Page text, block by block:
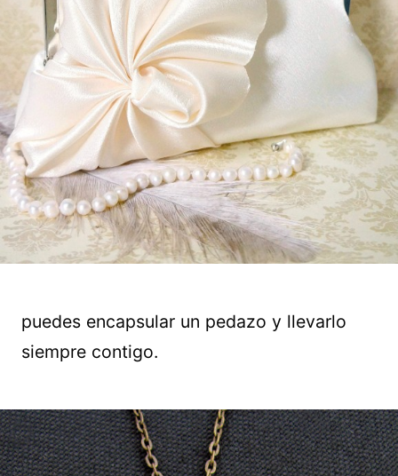
puedes encapsular un pedazo y llevarlo
siempre contigo.